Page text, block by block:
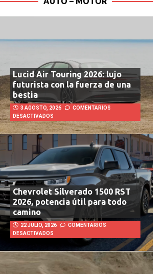
Lucid Air Touring 2026: lujo
futurista con la fuerza de una
bestia
3 AGOSTO, 2026
COMENTARIOS
DESACTIVADOS
Chevrolet Silverado 1500 RST
2026, potencia útil para todo
camino
22 JULIO, 2026
COMENTARIOS
DESACTIVADOS